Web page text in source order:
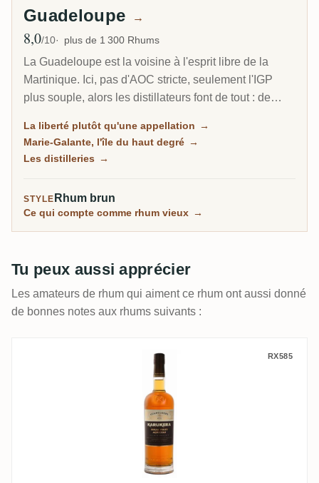
Guadeloupe →
Note moyenne
8,0/10 plus de 1 300 Rhums
La Guadeloupe est la voisine à l'esprit libre de la
Martinique. Ici, pas d'AOC stricte, seulement l'IGP
plus souple, alors les distillateurs font de tout : de
mélasse plus riche, et sur la petite île de Marie-
Galante, certains des rhums les plus puissants des
La liberté plutôt qu'une appellation →
Marie-Galante, l'île du haut degré →
Les distilleries →
STYLE Rhum brun
Ce qui compte comme rhum vieux →
Tu peux aussi apprécier
Les amateurs de rhum qui aiment ce rhum ont aussi donné
de bonnes notes aux rhums suivants :
Karukera Réserve Spéciale Rhum Vieux
RX585